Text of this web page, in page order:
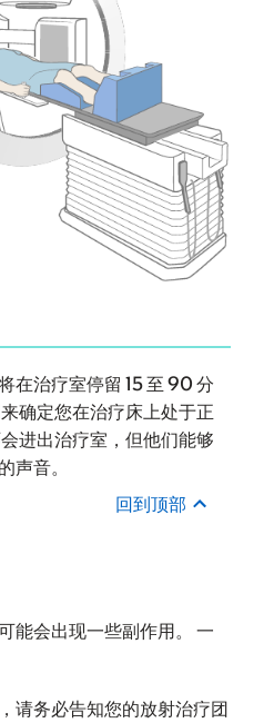
在治疗室停留 15 至 90 分
确定您在治疗床上处于正
进出治疗室，但他们能够
声音。
回到顶部
能会出现一些副作用。 一
请务必告知您的放射治疗团